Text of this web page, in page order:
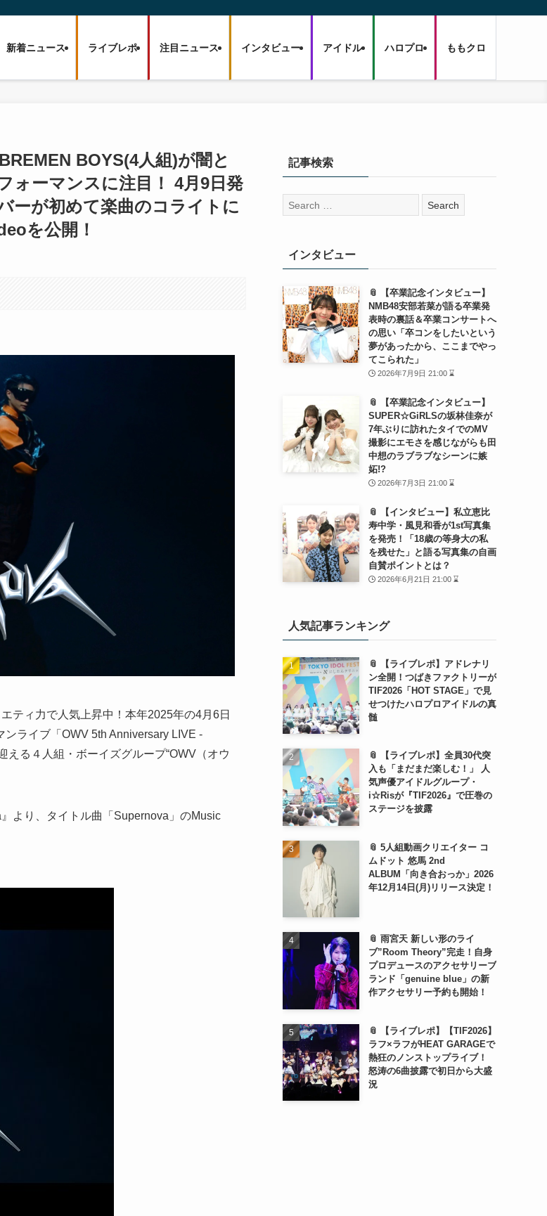
新着ニュース ライブレポ 注目ニュース インタビュー アイドル ハロプロ ももクロ
BOYS(4人組)が闇と
ォーマンスに注目！ 4月9日発
ーが初めて楽曲のコライトに
を公開！
ティ力で人気上昇中！本年2025年の4月6日
ライブ「OWV 5th Anniversary LIVE -
る４人組・ボーイズグループ“OWV（オウ
より、タイトル曲「Supernova」のMusic
記事検索
検
索:
インタビュー
📎 【卒業記念インタビュー】
NMB48安部若菜が語る卒業発
表時の裏話＆卒業コンサートへ
の思い「卒コンをしたいという
夢があったから、ここまでやっ
てこられた」
2026年7月9日 21:00 ⌛
📎 【卒業記念インタビュー】
SUPER☆GiRLSの坂林佳奈が
7年ぶりに訪れたタイでのMV
撮影にエモさを感じながらも田
中想のラブラブなシーンに嫉
妬!?
2026年7月3日 21:00 ⌛
📎 【インタビュー】私立恵比
寿中学・風見和香が1st写真集
を発売！「18歳の等身大の私
を残せた」と語る写真集の自画
自賛ポイントとは？
2026年6月21日 21:00 ⌛
人気記事ランキング
📎 【ライブレポ】アドレナリ
ン全開！つばきファクトリーが
TIF2026「HOT STAGE」で見
せつけたハロプロアイドルの真
髄
📎 【ライブレポ】全員30代突
入も「まだまだ楽しむ！」 人
気声優アイドルグループ・
i☆Risが『TIF2026』で圧巻の
ステージを披露
📎 5人組動画クリエイター コ
ムドット 悠馬 2nd
ALBUM「向き合おっか」2026
年12月14日(月)リリース決定！
📎 雨宮天 新しい形のライ
ブ”Room Theory”完走！自身
プロデュースのアクセサリーブ
ランド「genuine blue」の新
作アクセサリー予約も開始！
📎 【ライブレポ】【TIF2026】
ラフ×ラフがHEAT GARAGEで
熱狂のノンストップライブ！
怒涛の6曲披露で初日から大盛
況